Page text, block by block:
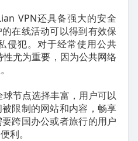
VPN还具备强大的安全
在线活动可以得到有效保
侵犯。对于经常使用公共
尤为重要，因为公共网络
节点选择丰富，用户可以
限制的网站和内容，畅享
跨国办公或者旅行的用户
利。